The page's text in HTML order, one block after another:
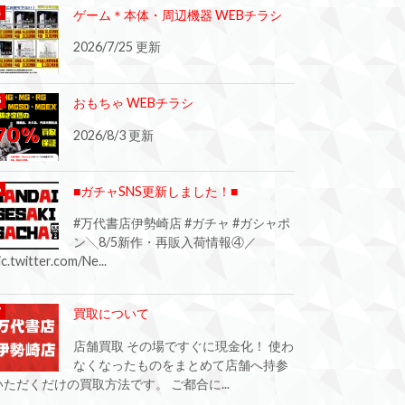
ゲーム＊本体・周辺機器 WEBチラシ
2026/7/25 更新
おもちゃ WEBチラシ
2026/8/3 更新
■ガチャSNS更新しました！■
#万代書店伊勢崎店 #ガチャ #ガシャポ
ン╲8/5新作・再販入荷情報④／
Ne...
買取について
店舗買取 その場ですぐに現金化！ 使わ
なくなったものをまとめて店舗へ持参
ただくだけの買取方法です。 ご都合に...